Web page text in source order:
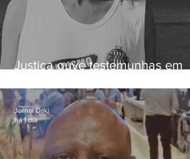
Justiça ouve testemunhas em
dívida de R$ 25
Jornal Daki
há 1 dia